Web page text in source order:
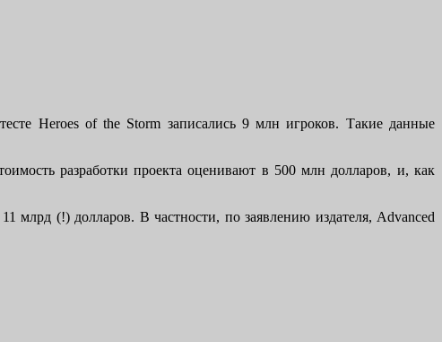
Heroes of the Storm записались 9 млн игроков. Такие данные
разработки проекта оценивают в 500 млн долларов, и, как
млрд (!) долларов. В частности, по заявлению издателя, Advanced